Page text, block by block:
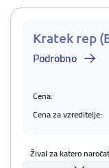
Kratek rep
Podrobno
Cena:
Cena za vzreditelje:
Žival za katero